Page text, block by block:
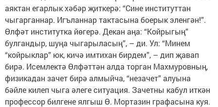
аяктан егарлык хәбәр җиткерә: “Сине институттан
чыгарганнар. Игъланнар тактасына боерык эленгән!”.
Өлфәт институтка йөгерә. Декан аңа: “Койрыгың”
булгандыр, шуңа чыгарыласың”, – ди. Ул: “Минем
“койрыклар” юк, кичә имтихан бирдем”, – дип җавап
бирә. Исемлектә Өлфәттән алда торган Махмуровның,
физикадан зачет бирә алмыйча, “незачет” алуына
бәйле килеп чыга әлеге ситуация. Зачетны кабул иткән
профессор билгене ялгыш Ө. Мортазин графасына куя.